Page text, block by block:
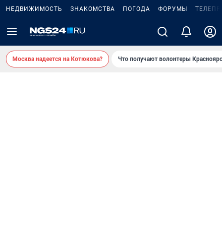
НЕДВИЖИМОСТЬ ЗНАКОМСТВА ПОГОДА ФОРУМЫ
Москва надеется на Котюкова? Что получают волонтеры